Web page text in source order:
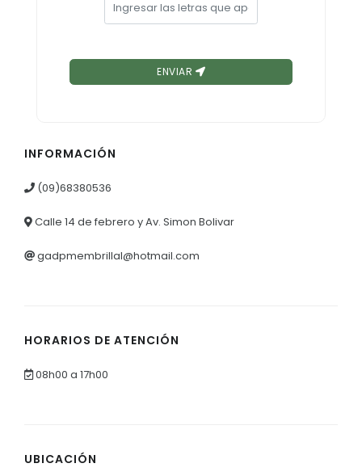
Procesos de contratación
Obras y proyectosENVIAR
INFORMACIÓN
(09)68380536
Calle 14 de febrero y Av. Simon Bolivar
gadpmembrillal@hotmail.com
HORARIOS DE ATENCIÓN
08h00 a 17h00
UBICACIÓN